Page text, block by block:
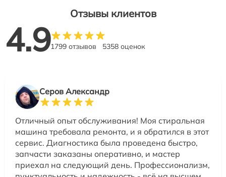
Отзывы клиентов
4.91799 отзывов 5358 оценок
Серов Александр
Отличный опыт обслуживания! Моя стиральная
машина требовала ремонта, и я обратился в этот
сервис. Диагностика была проведена быстро,
запчасти заказаны оперативно, и мастер
приехал на следующий день. Профессионализм,